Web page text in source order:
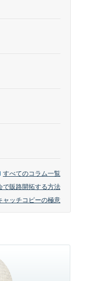
すべてのコラム一覧
で販路開拓する方法
ャッチコピーの極意